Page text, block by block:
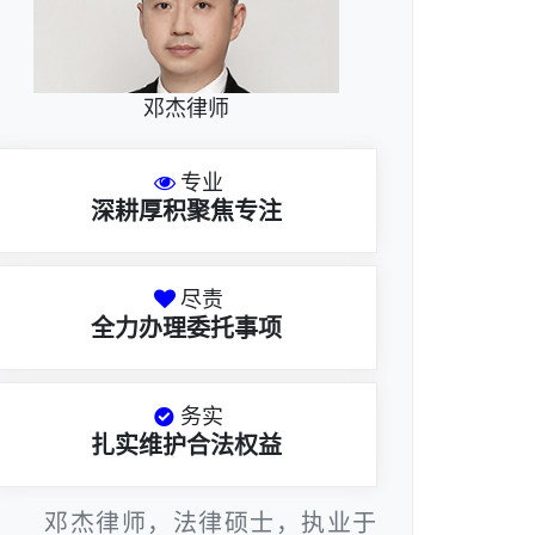
邓杰律师
专业
深耕厚积聚焦专注
尽责
全力办理委托事项
务实
扎实维护合法权益
邓杰律师，法律硕士，执业于